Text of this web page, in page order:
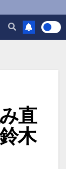
直
木